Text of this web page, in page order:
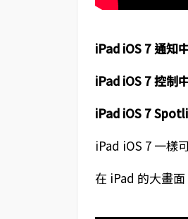
iPad iOS 7 通
iPad iOS 7 控
iPad iOS 7
iPad iOS 7 一樣
在 iPad 的大畫